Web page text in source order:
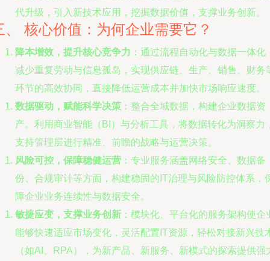
代升级，引入新技术应用，挖掘数据价值，支撑业务创新。
、 核心价值：为何企业需要它？
降本增效，提升核心竞争力 ：通过流程自动化与数据一体化
减少重复劳动与信息孤岛，实现供应链、生产、销售、财务
环节的高效协同，直接降低运营成本并加快市场响应速度。
数据驱动，赋能科学决策 ：整合全域数据，构建企业数据资
产。利用商业智能（BI）与分析工具，将数据转化为洞察力
支持管理层进行精准、前瞻的战略与运营决策。
风险可控，保障稳健运营 ：专业服务涵盖网络安全、数据备
份、合规审计等方面，构建稳固的IT治理与风险防控体系，
障企业业务连续性与数据安全。
敏捷应变，支撑业务创新 ：模块化、平台化的服务架构使企
能够快速适应市场变化，灵活配置IT资源，轻松对接新兴技
（如AI、RPA），为新产品、新服务、新模式的探索提供强